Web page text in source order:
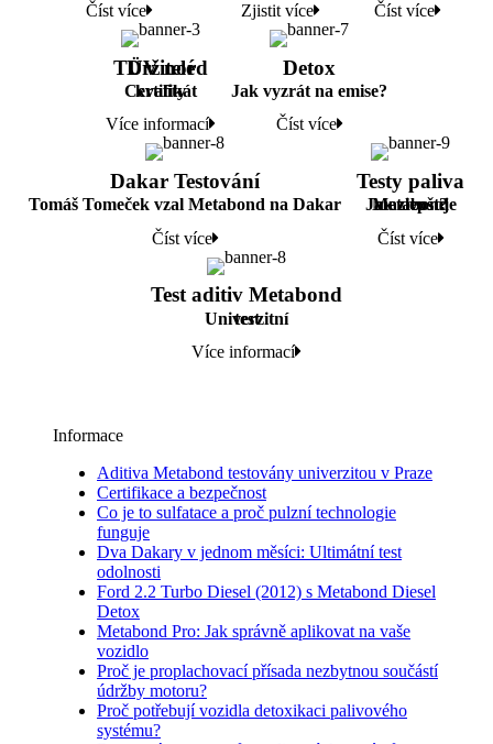
Číst více Zjistit více Číst více
Držitelé
TÜV nord
Certifikát
kvality
Více informací
Detox
Jak vyzrát na emise?
Číst více
Dakar Testování
Tomáš Tomeček vzal Metabond na Dakar
Číst více
Testy paliva
Jak zlepšuje
Metabond
mazivost?
Číst více
Test aditiv Metabond
Univerzitní
test
Více informací
Informace
Aditiva Metabond testovány univerzitou v Praze
Certifikace a bezpečnost
Co je to sulfatace a proč pulzní technologie
funguje
Dva Dakary v jednom měsíci: Ultimátní test
odolnosti
Ford 2.2 Turbo Diesel (2012) s Metabond Diesel
Detox
Metabond Pro: Jak správně aplikovat na vaše
vozidlo
Proč je proplachovací přísada nezbytnou součástí
údržby motoru?
Proč potřebují vozidla detoxikaci palivového
systému?